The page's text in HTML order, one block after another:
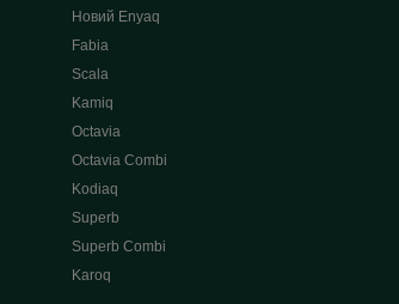
Новий Enyaq
Fabia
Scala
Kamiq
Octavia
Octavia Combi
Kodiaq
Superb
Superb Combi
Karoq